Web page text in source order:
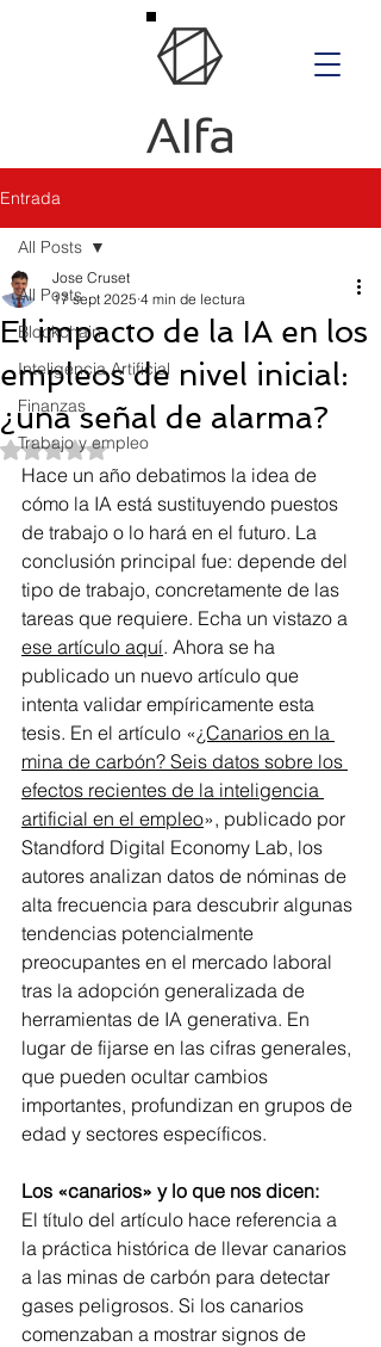
Entrada
All Posts
Blockchain
Inteligencia Artificial
Finanzas
Trabajo y empleo
All Posts
El impacto de la IA en los
empleos de nivel inicial:
¿una señal de alarma?
Jose Cruset
17 sept 2025 4 min de lectura
Obtuvo NaN de 5 estrellas.
Hace un año debatimos la idea de
cómo la IA está sustituyendo puestos
de trabajo o lo hará en el futuro. La
conclusión principal fue: depende del
tipo de trabajo, concretamente de las
tareas que requiere. Echa un vistazo a
ese artículo aquí. Ahora se ha
publicado un nuevo artículo que
intenta validar empíricamente esta
tesis. En el artículo «¿Canarios en la
mina de carbón? Seis datos sobre los
efectos recientes de la inteligencia
artificial en el empleo», publicado por
Standford Digital Economy Lab, los
autores analizan datos de nóminas de
alta frecuencia para descubrir algunas
tendencias potencialmente
preocupantes en el mercado laboral
tras la adopción generalizada de
herramientas de IA generativa. En
lugar de fijarse en las cifras generales,
que pueden ocultar cambios
importantes, profundizan en grupos de
edad y sectores específicos.
Los «canarios» y lo que nos dicen:
El título del artículo hace referencia a
la práctica histórica de llevar canarios
a las minas de carbón para detectar
gases peligrosos. Si los canarios
comenzaban a mostrar signos de